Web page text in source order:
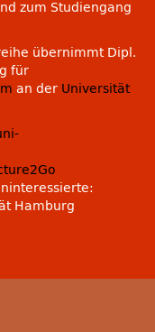
zum Studiengang
übernimmt Dipl.
für
an der Universität
Hamburg